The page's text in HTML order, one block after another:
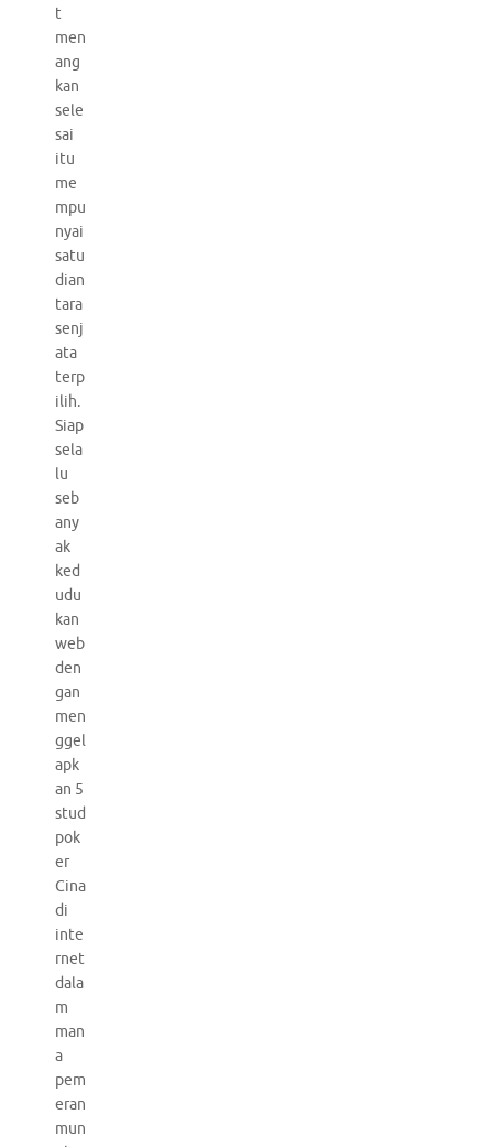
t
men
ang
kan
sele
sai
itu
me
mpu
nyai
satu
dian
tara
senj
ata
terp
ilih.
Siap
sela
lu
seb
any
ak
ked
udu
kan
web
den
gan
men
ggel
apk
an 5
stud
pok
er
Cina
di
inte
rnet
dala
m
man
a
pem
eran
mun